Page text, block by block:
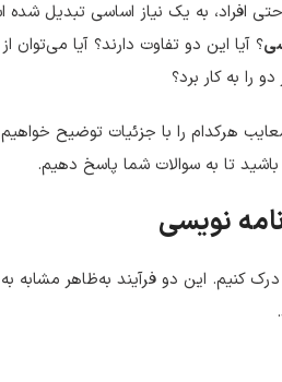
افراد، به یک نیاز اساسی تبدیل شده
؟ آیا این دو تفاوت دارند؟ آیا می‌توان
را به کار برد؟
هرکدام را با جزئیات توضیح
تا به سوالات شما پاسخ دهیم.
درک کنیم. این دو فرآیند به‌ظاهر مشابه